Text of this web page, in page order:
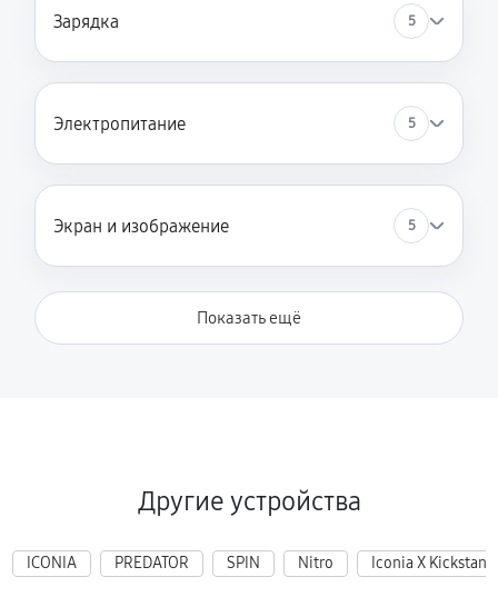
Зарядка 5
Электропитание 5
Экран и изображение 5
Показать ещё
Другие устройства
ICONIA PREDATOR SPIN Nitro Iconia X Kickstand